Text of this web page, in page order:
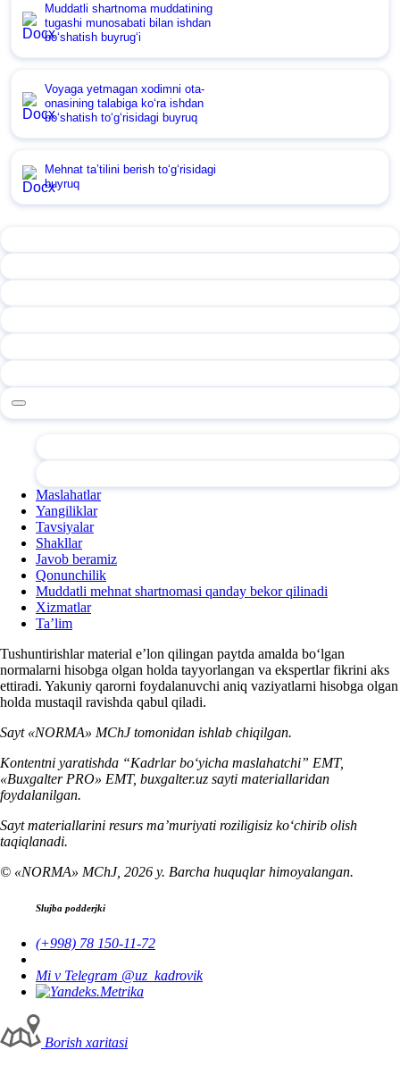
Muddatli shartnoma muddatining
tugashi munosabati bilan ishdan
boʻshatish buyrugʻi
Voyaga yetmagan хodimni ota-
onasining talabiga koʻra ishdan
boʻshatish toʻgʻrisidagi buyruq
Mehnat ta’tilini berish toʻgʻrisidagi
buyruq
Maslahatlar
Yangiliklar
Tavsiyalar
Shakllar
Javob beramiz
Qonunchilik
Muddatli mehnat shartnomasi qanday bekor qilinadi
Xizmatlar
Ta’lim
Tushuntirishlar material e’lon qilingan paytda amalda boʻlgan
normalarni hisobga olgan holda tayyorlangan va ekspertlar fikrini aks
ettiradi. Yakuniy qarorni foydalanuvchi aniq vaziyatlarni hisobga olgan
holda mustaqil ravishda qabul qiladi.
Sayt «NORMA» MChJ tomonidan ishlab chiqilgan.
Kontentni yaratishda “Kadrlar boʻyicha maslahatchi” EMT,
«Buxgalter PRO» EMT, buxgalter.uz sayti materiallaridan
foydalanilgan.
Sayt materiallarini resurs ma’muriyati roziligisiz koʻchirib olish
taqiqlanadi.
© «NORMA» MChJ, 2026 y. Barcha huquqlar himoyalangan.
Slujba podderjki
(+998) 78 150-11-72
Mi v Telegram @uz_kadrovik
Borish хaritasi